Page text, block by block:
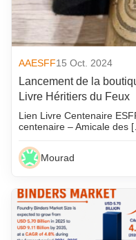
AAESFF15 Oct. 2024
Lancement de la
Livre Héritiers du Feux
Lien Livre Centenaire
centenaire – Amicale des
Mourad